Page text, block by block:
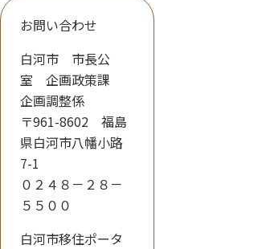
お問い合わせ
白河市 市長公
室 企画政策課
企画調整係
〒961-8602 福島
県白河市八幡小路
7-1
０２４８－２８－
５５００
白河市移住ポータ